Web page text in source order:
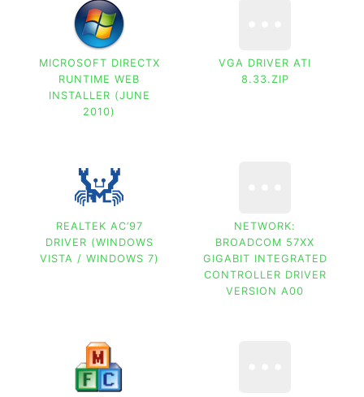
MICROSOFT DIRECTX
RUNTIME WEB
INSTALLER (JUNE
2010)
VGA DRIVER ATI
8.33.ZIP
REALTEK AC’97
DRIVER (WINDOWS
VISTA / WINDOWS 7)
NETWORK:
BROADCOM 57XX
GIGABIT INTEGRATED
CONTROLLER DRIVER
VERSION A00